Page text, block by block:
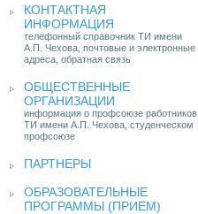
КОНТАКТНАЯ
ИНФОРМАЦИЯ
телефонный справочник ТИ имени
А.П. Чехова, почтовые и электронные
адреса, обратная связь
ОБЩЕСТВЕННЫЕ
ОРГАНИЗАЦИИ
информация о профсоюзе работников
ТИ имени А.П. Чехова, студенческом
профсоюзе
ПАРТНЕРЫ
ОБРАЗОВАТЕЛЬНЫЕ
ПРОГРАММЫ (ПРИЕМ)